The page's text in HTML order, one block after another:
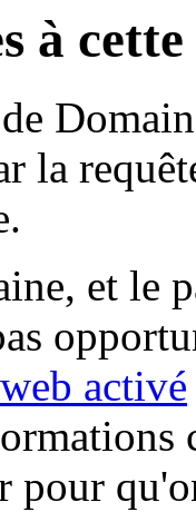
à
la
et le
activé
pour